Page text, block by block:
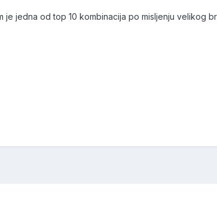
je jedna od top 10 kombinacija po misljenju velikog